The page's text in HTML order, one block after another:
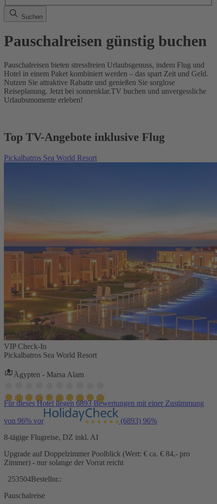
Suchen
Pauschalreisen günstig buchen
Pauschalreisen bieten stressfreien Urlaubsgenuss, indem Flug und
Hotel in einem Paket kombiniert werden – das spart Zeit und Geld.
Nutzen Sie attraktive Rabatte und genießen Sie sorglose
Reiseplanung. Jetzt bei sonnenklar.TV buchen und unvergessliche
Urlaubsmomente erleben!
Top TV-Angebote inklusive Flug
Pickalbatros Sea World Resort
VIP Check-In
Pickalbatros Sea World Resort
Ägypten - Marsa Alam
Für dieses Hotel liegen 6893 Bewertungen mit einer Zustimmung
von 96% vor (6893) 96%
8-tägige Flugreise, DZ inkl. AI
Upgrade auf Doppelzimmer Poolblick (Wert: € ca. € 84,- pro
Zimmer) - nur solange der Vorrat reicht
253504Bestellnr.:
Pauschalreise